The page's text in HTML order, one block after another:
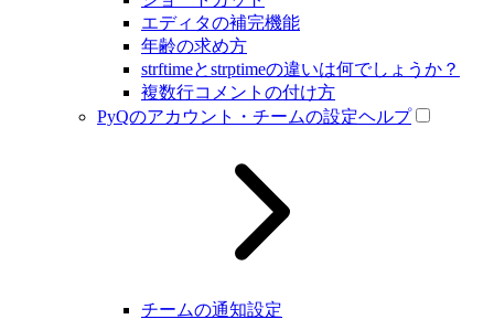
エディタの補完機能
年齢の求め方
strftimeとstrptimeの違いは何でしょうか？
複数行コメントの付け方
PyQのアカウント・チームの設定ヘルプ
チームの通知設定